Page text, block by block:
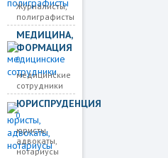
Журналисты,
полиграфисты
МЕДИЦИНА,
ФОРМАЦИЯ
0
медицинские
сотрудники
ЮРИСПРУДЕНЦИЯ
0
юристы,
адвокаты,
нотариусы